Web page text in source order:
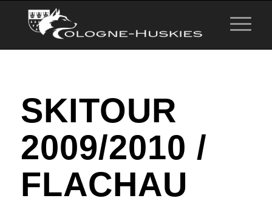
SKITOUR
2009/2010 /
FLACHAU